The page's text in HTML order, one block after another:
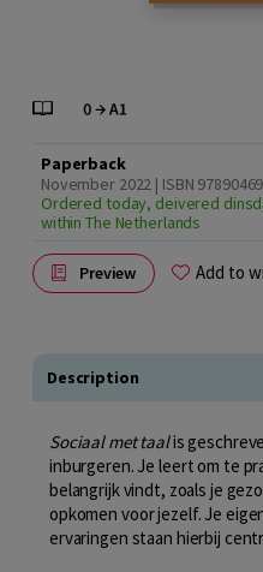
Paperback
November 2022 | ISBN
Ordered today, deivered
within The Netherlands
Preview Add to
Description
Sociaal met taalis
inburgeren. Je leert om te
belangrijk vindt, zoals je
opkomen voor jezelf. Je
ervaringen staan hierbij